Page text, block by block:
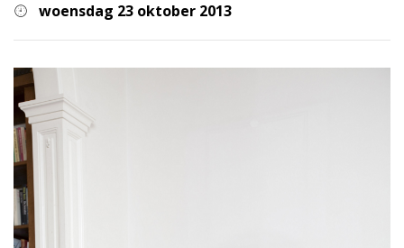
woensdag 23 oktober 2013